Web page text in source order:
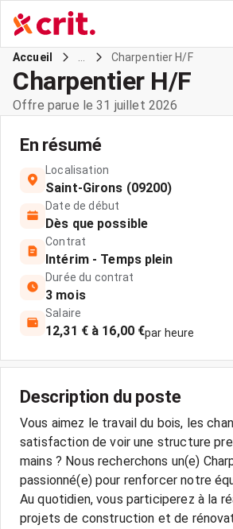
Accueil Charpentier H/F
Charpentier H/F
Offre parue le 31 juillet 2026
En résumé
Localisation
Saint-Girons (09200)
Date de début
Dès que possible
Contrat
Intérim - Temps plein
Durée du contrat
3 mois
Salaire
12,31 € à 16,00 €par heure
Description du poste
Vous aimez le travail du bois, les
satisfaction de voir une structure
mains ? Nous recherchons un(e)
passionné(e) pour renforcer notre
Au quotidien, vous participerez à la
projets de construction et de